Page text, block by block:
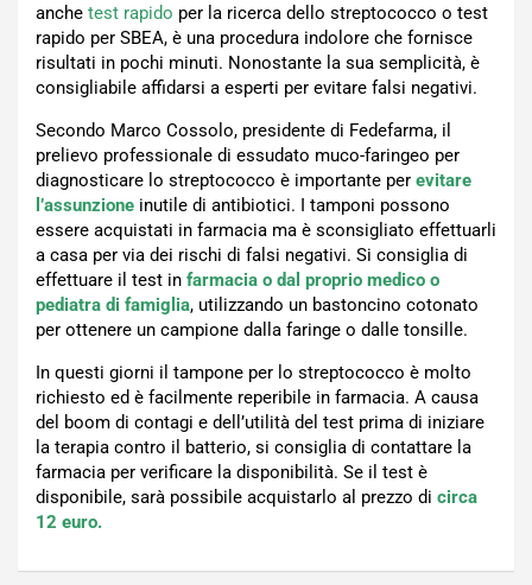
anche test rapido per la ricerca dello streptococco o test
rapido per SBEA, è una procedura indolore che fornisce
risultati in pochi minuti. Nonostante la sua semplicità, è
consigliabile affidarsi a esperti per evitare falsi negativi.
Secondo Marco Cossolo, presidente di Fedefarma, il
prelievo professionale di essudato muco-faringeo per
diagnosticare lo streptococco è importante per evitare
l’assunzione inutile di antibiotici. I tamponi possono
essere acquistati in farmacia ma è sconsigliato effettuarli
a casa per via dei rischi di falsi negativi. Si consiglia di
effettuare il test in farmacia o dal proprio medico o
pediatra di famiglia, utilizzando un bastoncino cotonato
per ottenere un campione dalla faringe o dalle tonsille.
In questi giorni il tampone per lo streptococco è molto
richiesto ed è facilmente reperibile in farmacia. A causa
del boom di contagi e dell’utilità del test prima di iniziare
la terapia contro il batterio, si consiglia di contattare la
farmacia per verificare la disponibilità. Se il test è
disponibile, sarà possibile acquistarlo al prezzo di circa
12 euro.